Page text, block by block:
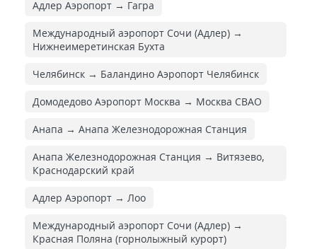
Адлер Аэропорт → Гагра
Международный аэропорт Сочи (Адлер) →
Нижнеимеретинская Бухта
Челябинск → Баландино Аэропорт Челябинск
Домодедово Аэропорт Москва → Москва СВАО
Анапа → Анапа Железнодорожная Cтанция
Анапа Железнодорожная Cтанция → Витязево,
Краснодарский край
Адлер Аэропорт → Лоо
Международный аэропорт Сочи (Адлер) →
Красная Поляна (горнолыжный курорт)